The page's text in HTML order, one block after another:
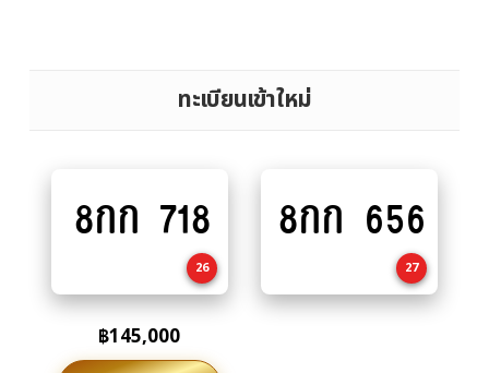
ทะเบียนเข้าใหม่
to
8กก 718
26
฿145,000
to
8กก 656
27